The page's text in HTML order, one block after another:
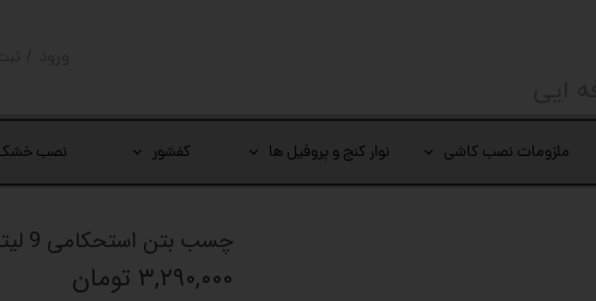
تغییر
خروج
ملزومات نصب کاشی نوار کنج و پروفیل ها کفشور نصب
چسب بتن استحکامی 9 لیتری
۳,۲۹۰,۰۰۰ تومان